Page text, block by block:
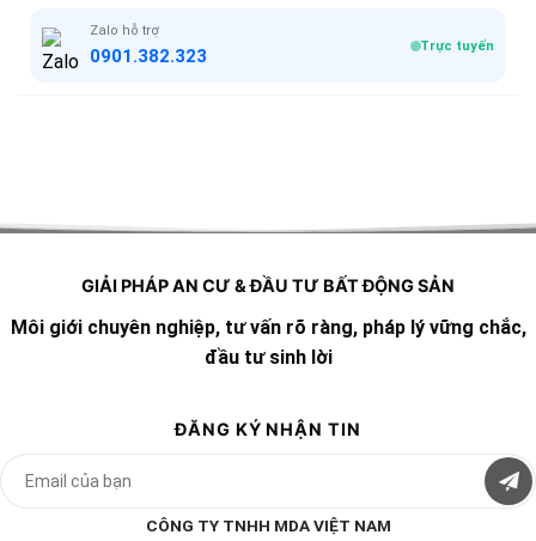
Zalo hỗ trợ
0901.382.323 Trực tuyến
GIẢI PHÁP AN CƯ & ĐẦU TƯ BẤT ĐỘNG SẢN
Môi giới chuyên nghiệp, tư vấn rõ ràng, pháp lý vững chắc,
đầu tư sinh lời
ĐĂNG KÝ NHẬN TIN
CÔNG TY TNHH MDA VIỆT NAM